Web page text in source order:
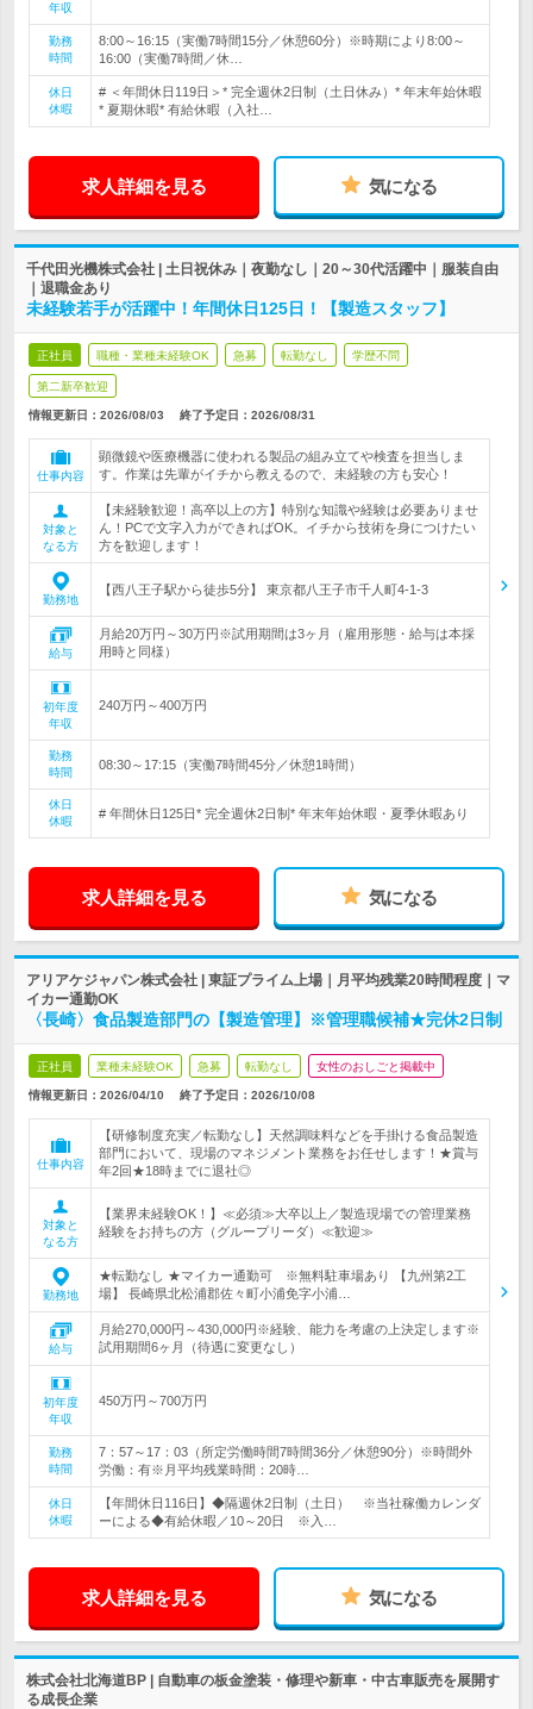
年収
勤務
時間
8:00～16:15（実働7時間15分／休憩60分）※時期により8:00～
16:00（実働7時間／休…
休日
休暇
# ＜年間休日119日＞* 完全週休2日制（土日休み）* 年末年始休暇
* 夏期休暇* 有給休暇（入社…
求人詳細を見る 気になる
千代田光機株式会社 | 土日祝休み｜夜勤なし｜20～30代活躍中｜服装自由
｜退職金あり
未経験若手が活躍中！年間休日125日！【製造スタッフ】
正社員 職種・業種未経験OK 急募 転勤なし 学歴不問
第二新卒歓迎
情報更新日：2026/08/03 終了予定日： 2026/08/31
仕事内容
顕微鏡や医療機器に使われる製品の組み立てや検査を担当しま
す。作業は先輩がイチから教えるので、未経験の方も安心！
対象と
なる方
【未経験歓迎！高卒以上の方】特別な知識や経験は必要ありませ
ん！PCで文字入力ができればOK。イチから技術を身につけたい
方を歓迎します！
勤務地
【西八王子駅から徒歩5分】 東京都八王子市千人町4-1-3
給与
月給20万円～30万円※試用期間は3ヶ月（雇用形態・給与は本採
用時と同様）
初年度
年収
240万円～400万円
勤務
時間
08:30～17:15（実働7時間45分／休憩1時間）
休日
休暇
# 年間休日125日* 完全週休2日制* 年末年始休暇・夏季休暇あり
求人詳細を見る 気になる
アリアケジャパン株式会社 | 東証プライム上場｜月平均残業20時間程度｜マ
イカー通勤OK
〈長崎〉食品製造部門の【製造管理】※管理職候補★完休2日制
正社員 業種未経験OK 急募 転勤なし 女性のおしごと掲載中
情報更新日：2026/04/10 終了予定日： 2026/10/08
仕事内容
【研修制度充実／転勤なし】天然調味料などを手掛ける食品製造
部門において、現場のマネジメント業務をお任せします！★賞与
年2回★18時までに退社◎
対象と
なる方
【業界未経験OK！】≪必須≫大卒以上／製造現場での管理業務
経験をお持ちの方（グループリーダ）≪歓迎≫
勤務地
★転勤なし ★マイカー通勤可 ※無料駐車場あり 【九州第2工
場】 長崎県北松浦郡佐々町小浦免字小浦…
給与
月給270,000円～430,000円※経験、能力を考慮の上決定します※
試用期間6ヶ月（待遇に変更なし）
初年度
年収
450万円～700万円
勤務
時間
7：57～17：03（所定労働時間7時間36分／休憩90分）※時間外
労働：有※月平均残業時間：20時…
休日
休暇
【年間休日116日】◆隔週休2日制（土日） ※当社稼働カレンダ
ーによる◆有給休暇／10～20日 ※入…
求人詳細を見る 気になる
株式会社北海道BP | 自動車の板金塗装・修理や新車・中古車販売を展開す
る成長企業